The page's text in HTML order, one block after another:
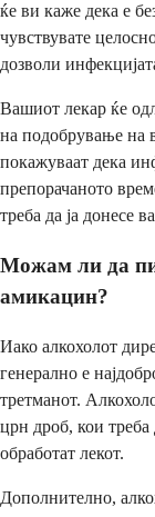
ќе ви каже дека е
чувствувате
дозволи
Вашиот лекар ќе
на подобрување на
покажуваат дека
препорачаното
треба да ја донесе
Можам ли да
амикацин?
Иако алкохолот
генерално е
третманот.
црн дроб, кои треба
обработат лекот.
Дополнително,